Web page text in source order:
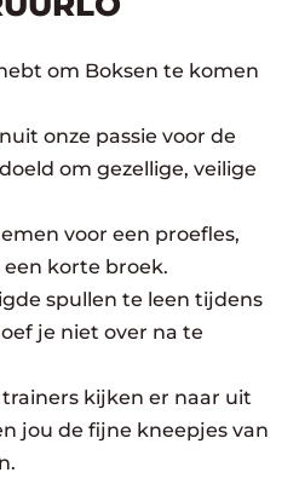
om Boksen te komen
onze passie voor de
om gezellige, veilige
voor een proefles,
korte broek.
spullen te leen tijdens
je niet over na te
kijken er naar uit
jou de fijne kneepjes van